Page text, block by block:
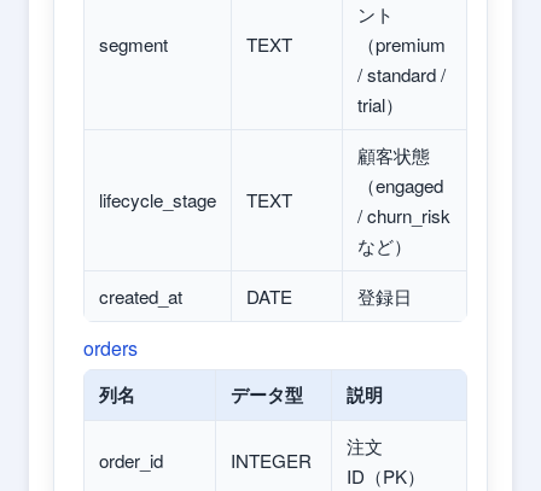
segment TEXT
ント
（premium
/ standard /
trial）
lifecycle_stage TEXT
顧客状態
（engaged
/ churn_risk
など）
created_at
DATE 登録日
orders
列名 データ型 説明
order_id INTEGER
注文
ID（PK）